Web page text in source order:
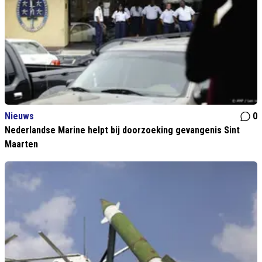
Nieuws
0
Nederlandse Marine helpt bij doorzoeking gevangenis Sint
Maarten